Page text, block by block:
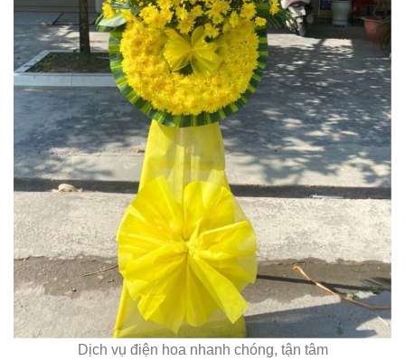
Dịch vụ điện hoa nhanh chóng, tận tâm